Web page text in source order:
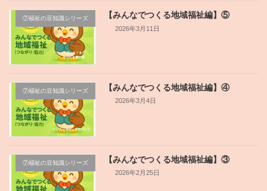
⑦福祉の豆知識シリーズ 【みんなでつくる地域福祉編】⑤
2026年3月11日
⑦福祉の豆知識シリーズ 【みんなでつくる地域福祉編】④
2026年3月4日
⑦福祉の豆知識シリーズ 【みんなでつくる地域福祉編】③
2026年2月25日